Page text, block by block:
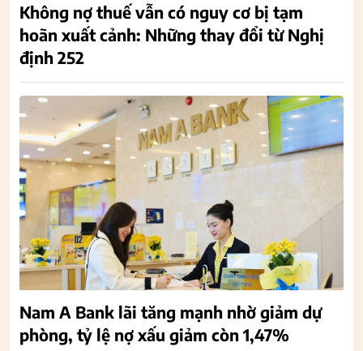
Không nợ thuế vẫn có nguy cơ bị tạm
hoãn xuất cảnh: Những thay đổi từ Nghị
định 252
Nam A Bank lãi tăng mạnh nhờ giảm dự
phòng, tỷ lệ nợ xấu giảm còn 1,47%